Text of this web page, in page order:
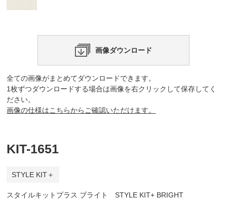
画像ダウンロード
全ての画像がまとめてダウンロードできます。
1枚ずつダウンロードする場合は画像を右クリックして保存してく
ださい。
画像の仕様はこちらからご確認いただけます。
KIT-1651
STYLE KIT＋
スタイルキットプラス ブライト STYLE KIT+ BRIGHT